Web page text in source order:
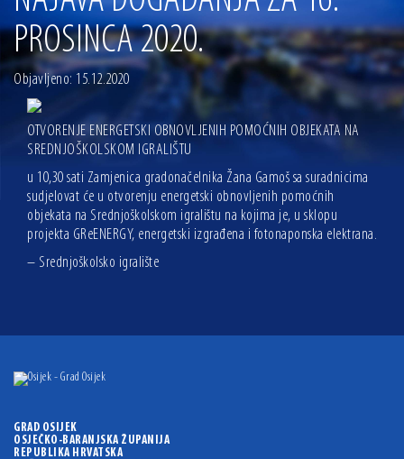
13.07.2026 | Ljetnim izdanjem Večeri vina i umjetnosti završen Vinski mjesec
07.07.2026 | Održana 8. sjednica Gradskog vijeća Grada Osijeka. Gradonačelnik
Radić istaknuo da je u osječke vrtiće upisan rekordan broj djece, te najavio cjelovitu
obnovu glavnog osječkog Trga Ante Starčevića
06.07.2026 | Brevis koncertom u Zlatnoj dvorani Musikvereina obilježio 30 godina
04.07.2026 | Zbog povoljnih vodostaja i pravodobnih mjera komarci ove godine pod
kontrolom
04.08.2026 | U Osijeku obilježen Dan pobjede i domovinske zahvalnosti i Dan
hrvatskih branitelja
PROSINCA 2020.
Objavljeno: 15.12.2020
OTVORENJE ENERGETSKI OBNOVLJENIH POMOĆNIH OBJEKATA NA
SREDNJOŠKOLSKOM IGRALIŠTU
u 10,30 sati Zamjenica gradonačelnika Žana Gamoš sa suradnicima
sudjelovat će u otvorenju energetski obnovljenih pomoćnih
objekata na Srednjoškolskom igralištu na kojima je, u sklopu
projekta GReENERGY, energetski izgrađena i fotonaponska elektrana.
– Srednjoškolsko igralište
GRAD OSIJEK
OSJEČKO-BARANJSKA ŽUPANIJA
REPUBLIKA HRVATSKA